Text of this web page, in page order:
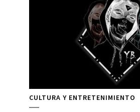
CULTURA Y ENTRETENIMIENTO